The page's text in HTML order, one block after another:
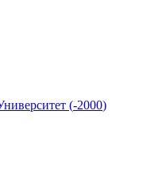
(-2000)